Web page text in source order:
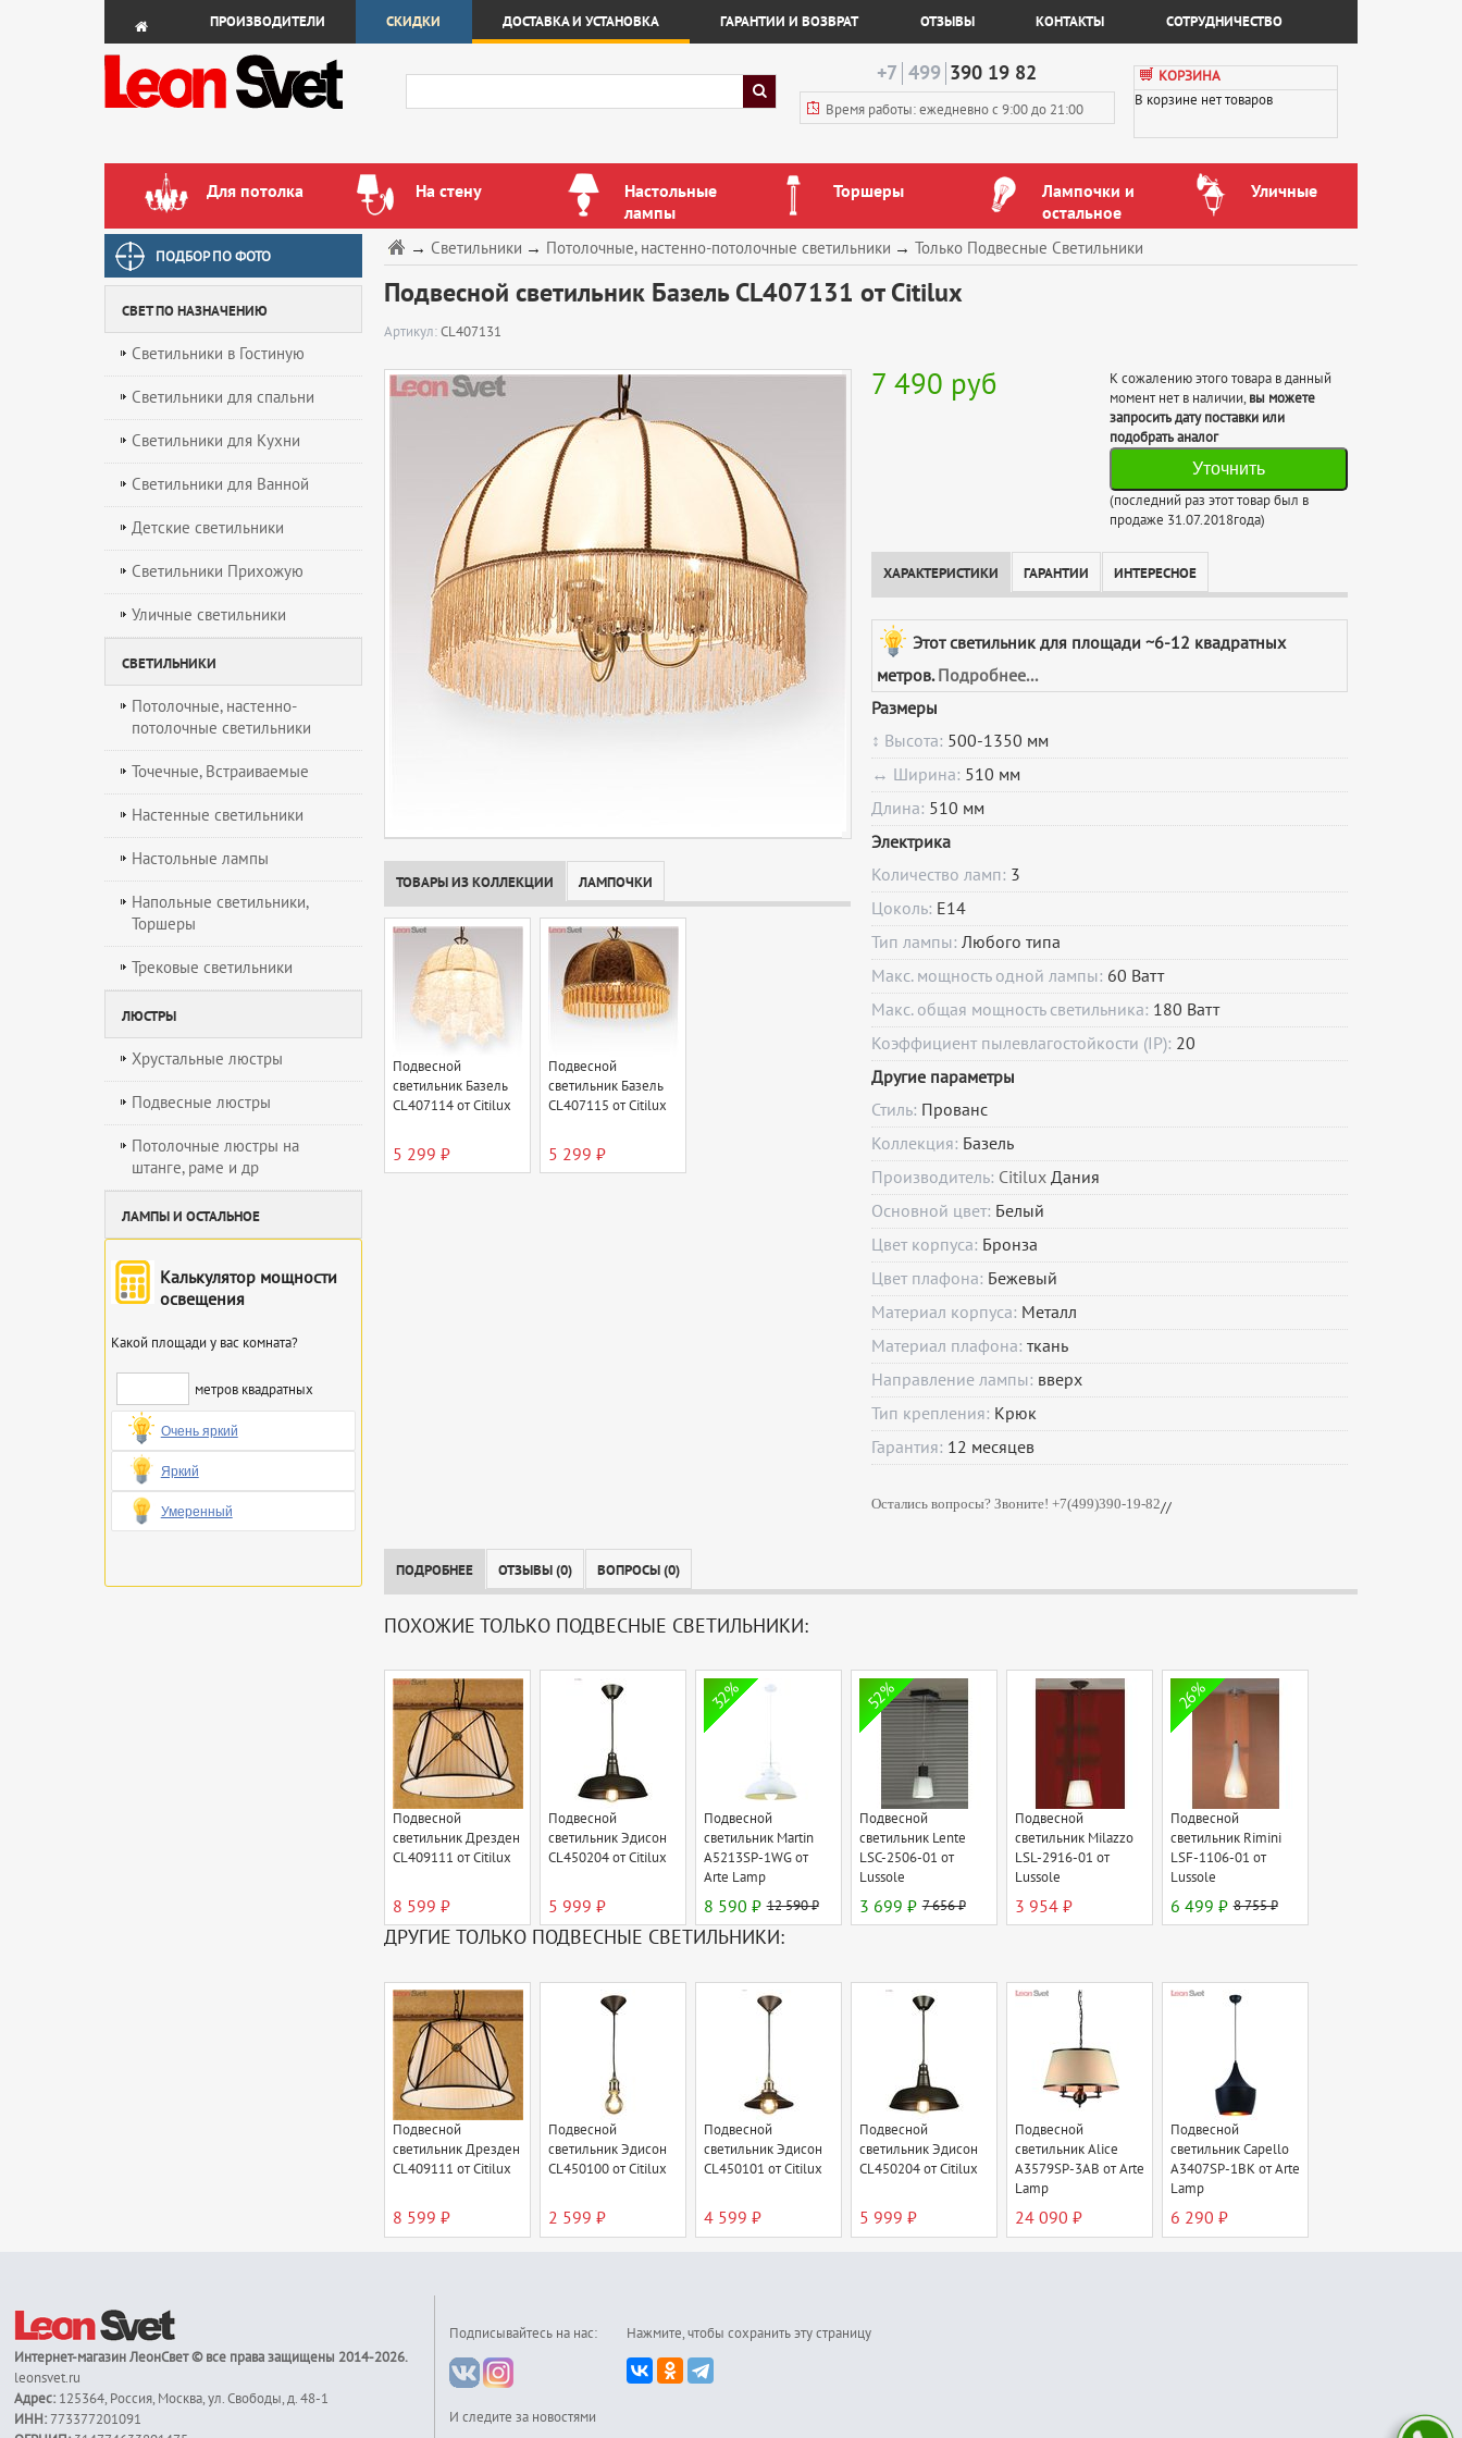
ПРОИЗВОДИТЕЛИ СКИДКИ ДОСТАВКА И УСТАНОВКА ГАРАНТИИ И ВОЗВРАТ ОТЗЫВЫ КОНТАКТЫ СОТРУДНИЧЕСТВО
+7 499 390 19 82
Время работы: ежедневнос 9:00 до 21:00
КОРЗИНА
В корзине нет товаров
Для потолка На стену
Настольные
лампы
Торшеры
Лампочки и
остальное
Уличные
ПОДБОР ПО ФОТО
СВЕТ ПО НАЗНАЧЕНИЮ
Светильники в Гостиную
Светильники для спальни
Светильники для Кухни
Светильники для Ванной
Детские светильники
Светильники Прихожую
Уличные светильники
СВЕТИЛЬНИКИ
Потолочные, настенно-
потолочные светильники
Точечные, Встраиваемые
Настенные светильники
Настольные лампы
Напольные светильники,
Торшеры
Трековые светильники
ЛЮСТРЫ
Хрустальные люстры
Подвесные люстры
Потолочные люстры на
штанге, раме и др
ЛАМПЫ И ОСТАЛЬНОЕ
Калькулятор мощности
освещения
Какой площади у вас комната?
метров квадратных
Очень яркий
Яркий
Умеренный
→ Только Подвесные Светильники
→ Потолочные, настенно-потолочные светильники
→ Светильники
Подвесной светильник Базель CL407131 от Citilux
Артикул:CL407131
ТОВАРЫ ИЗ КОЛЛЕКЦИИ ЛАМПОЧКИ
Подвесной
светильник Базель
CL407114 от Citilux
5 299 ₽
Подвесной
светильник Базель
CL407115 от Citilux
5 299 ₽
7 490 руб
К сожалению этого товара в данный
момент нет в наличии, вы можете
запросить дату поставки или
подобрать аналог
Уточнить
(последний раз этот товар был в
продаже 31.07.2018года)
ХАРАКТЕРИСТИКИ ГАРАНТИИ ИНТЕРЕСНОЕ
Этот светильник для площади ~6-12 квадратных
метров.Подробнее...
Размеры
↕ Высота: 500-1350 мм
↔ Ширина: 510 мм
Длина: 510 мм
Электрика
Количество ламп: 3
Цоколь: E14
Тип лампы: Любого типа
Макс. мощность одной лампы: 60 Ватт
Макс. общая мощность светильника: 180 Ватт
Коэффициент пылевлагостойкости (IP): 20
Другие параметры
Стиль: Прованс
Коллекция: Базель
Производитель: CitiluxДания
Основной цвет: Белый
Цвет корпуса: Бронза
Цвет плафона: Бежевый
Материал корпуса: Металл
Материал плафона: ткань
Направление лампы: вверх
Тип крепления: Крюк
Гарантия: 12 месяцев
Остались вопросы? Звоните! +7(499)390-19-82//
ПОДРОБНЕЕ ОТЗЫВЫ (0) ВОПРОСЫ (0)
ПОХОЖИЕ ТОЛЬКО ПОДВЕСНЫЕ СВЕТИЛЬНИКИ:
Подвесной
светильник Дрезден
CL409111 от Citilux
8 599 ₽
Подвесной
светильник Эдисон
CL450204 от Citilux
5 999 ₽
32%
Подвесной
светильник Martin
A5213SP-1WG от
Arte Lamp
8 590 ₽ 12 590 ₽
52%
Подвесной
светильник Lente
LSC-2506-01 от
Lussole
3 699 ₽ 7 656 ₽
Подвесной
светильник Milazzo
LSL-2916-01 от
Lussole
3 954 ₽
26%
Подвесной
светильник Rimini
LSF-1106-01 от
Lussole
6 499 ₽ 8 755 ₽
ДРУГИЕ ТОЛЬКО ПОДВЕСНЫЕ СВЕТИЛЬНИКИ:
Подвесной
светильник Дрезден
CL409111 от Citilux
8 599 ₽
Подвесной
светильник Эдисон
CL450100 от Citilux
2 599 ₽
Подвесной
светильник Эдисон
CL450101 от Citilux
4 599 ₽
Подвесной
светильник Эдисон
CL450204 от Citilux
5 999 ₽
Подвесной
светильник Alice
A3579SP-3AB от Arte
Lamp
24 090 ₽
Подвесной
светильник Capello
A3407SP-1BK от Arte
Lamp
6 290 ₽
Интернет-магазинЛеонСвет© все права защищены 2014-2026.
leonsvet.ru
Адрес: 125364, Россия, Москва,ул. Свободы, д. 48-1
ИНН:773377201091
Подписывайтесь на нас:
И следите за новостями
Нажмите, чтобы сохранить эту страницу